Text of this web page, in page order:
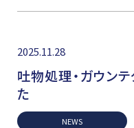
2025.11.28
吐物処理・ガウン
た
NEWS